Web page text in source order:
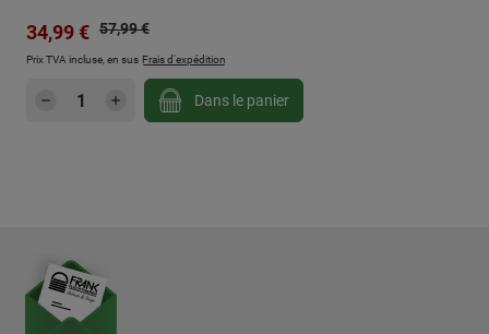
Prix de vente :
34,99 € Prix régulier :
57,99 €
Prix TVA incluse, en sus Frais d'expédition
Quantité de produit : Entrez la quantité
Dans le panier